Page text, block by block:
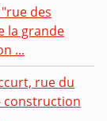
des
la grande
...
rue du
construction